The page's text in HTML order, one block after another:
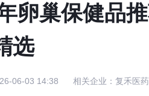
卵巢保健品
选
06-03 14:38 相关企业：复禾医药